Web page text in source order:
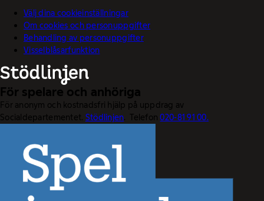
Välj dina cookieinställningar
Om cookies och personuppgifter
Behandling av personuppgifter
Visselblåsarfunktion
För spelare och anhöriga
För anonym och kostnadsfri hjälp på uppdrag av
Socialdepartementet. Stödlinjen. Telefon020-81 91 00.